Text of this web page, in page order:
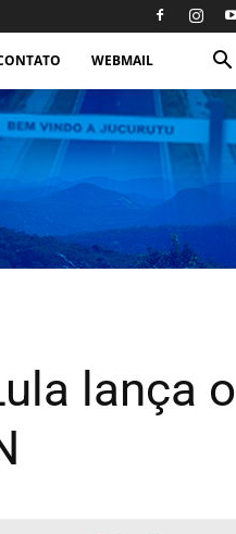
WEBMAIL
lança o